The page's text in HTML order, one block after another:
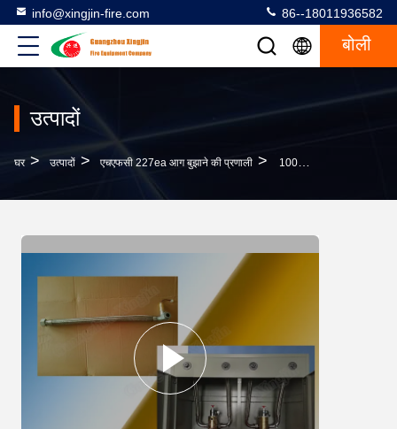
info@xingjin-fire.com 86--18011936582
बोली
उत्पादों
घर > उत्पादों > एचएफसी 227ea आग बुझाने की प्रणाली > 100L FM200 कैबिनेट बुझानेवालाः त्वरित प्रतिक्रिया और कुशल अग्नि शमन